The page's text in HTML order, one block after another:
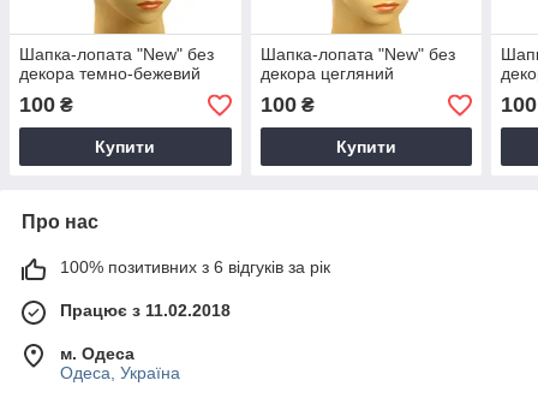
Шапка-лопата "New" без
декора темно-бежевий
100 ₴
Купити
Шапка-лопата "New" без
декора цегляний
100₴
Купити
100
Про нас
100% позитивних з 6 відгуків за рік
Працює з 11.02.2018
м. Одеса
Одеса, Україна